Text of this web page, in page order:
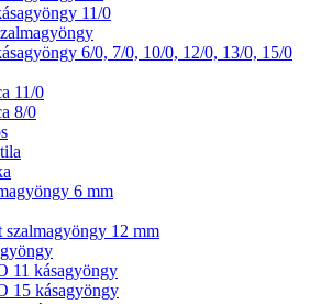
11/0
6/0, 7/0, 10/0, 12/0, 13/0, 15/0
11/0
8/0
6 mm
12 mm
11 kásagyöngy
15 kásagyöngy